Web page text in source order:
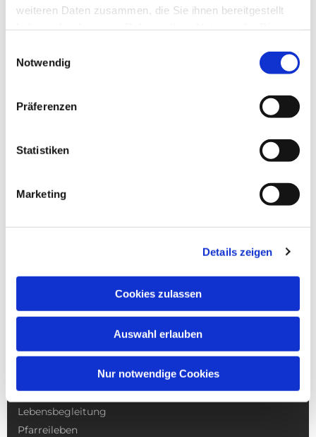
weiteren Daten zusammen, die Sie ihnen bereitgestellt
Notwendig
Präferenzen
Statistiken
Marketing
Details zeigen
Cookies zulassen
Auswahl erlauben
Nur notwendige Cookies
NAVIGATION
Pfarrei
Lebensbegleitung
Pfarreileben